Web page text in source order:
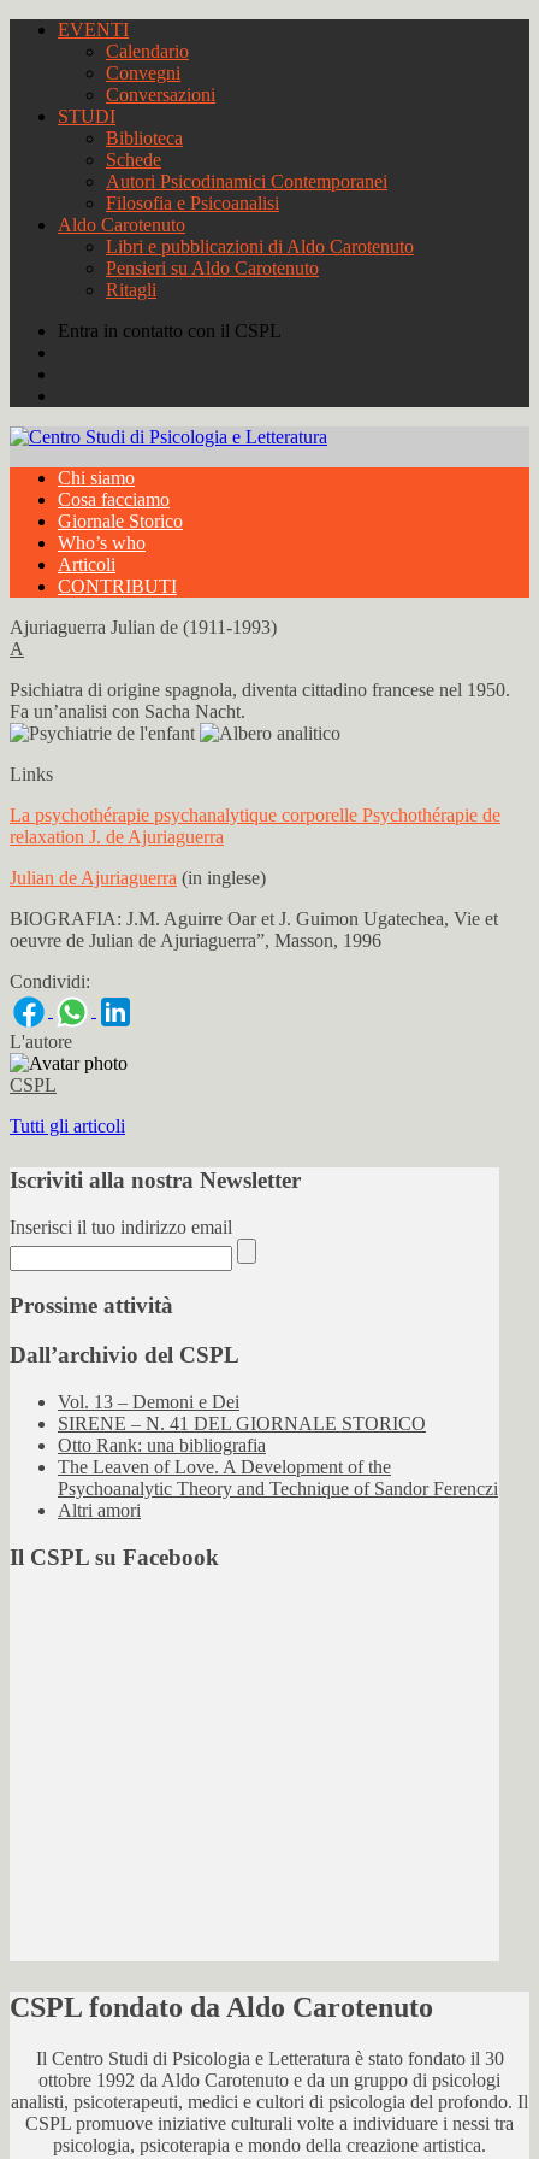
EVENTI
Calendario
Convegni
Conversazioni
STUDI
Biblioteca
Schede
Autori Psicodinamici Contemporanei
Filosofia e Psicoanalisi
Aldo Carotenuto
Libri e pubblicazioni di Aldo Carotenuto
Pensieri su Aldo Carotenuto
Ritagli
Entra in contatto con il CSPL
Chi siamo
Cosa facciamo
Giornale Storico
Who’s who
Articoli
CONTRIBUTI
Ajuriaguerra Julian de (1911-1993)
A
Psichiatra di origine spagnola, diventa cittadino francese nel 1950.
Fa un’analisi con Sacha Nacht.
Links
La psychothérapie psychanalytique corporelle Psychothérapie de
relaxation J. de Ajuriaguerra
Julian de Ajuriaguerra (in inglese)
BIOGRAFIA: J.M. Aguirre Oar et J. Guimon Ugatechea, Vie et
oeuvre de Julian de Ajuriaguerra”, Masson, 1996
Condividi:
L'autore
CSPL
Tutti gli articoli
Iscriviti alla nostra Newsletter
Inserisci il tuo indirizzo email
Prossime attività
Dall’archivio del CSPL
Vol. 13 – Demoni e Dei
SIRENE – N. 41 DEL GIORNALE STORICO
Otto Rank: una bibliografia
The Leaven of Love. A Development of the
Psychoanalytic Theory and Technique of Sandor Ferenczi
Altri amori
Il CSPL su Facebook
CSPL fondato da Aldo Carotenuto
Il Centro Studi di Psicologia e Letteratura è stato fondato il 30
ottobre 1992 da Aldo Carotenuto e da un gruppo di psicologi
analisti, psicoterapeuti, medici e cultori di psicologia del profondo. Il
CSPL promuove iniziative culturali volte a individuare i nessi tra
psicologia, psicoterapia e mondo della creazione artistica.